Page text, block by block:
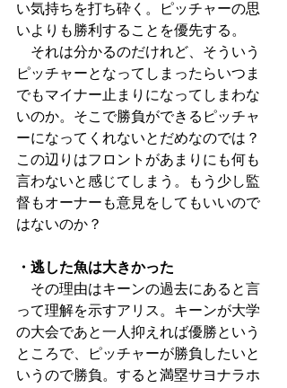
い気持ちを打ち砕く。ピッチャーの思
いよりも勝利することを優先する。
それは分かるのだけれど、そういう
ピッチャーとなってしまったらいつま
でもマイナー止まりになってしまわな
いのか。そこで勝負ができるピッチャ
ーになってくれないとだめなのでは？
この辺りはフロントがあまりにも何も
言わないと感じてしまう。もう少し監
督もオーナーも意見をしてもいいので
はないのか？
・逃した魚は大きかった
その理由はキーンの過去にあると言
って理解を示すアリス。キーンが大学
の大会であと一人抑えれば優勝という
ところで、ピッチャーが勝負したいと
いうので勝負。すると満塁サヨナラホ